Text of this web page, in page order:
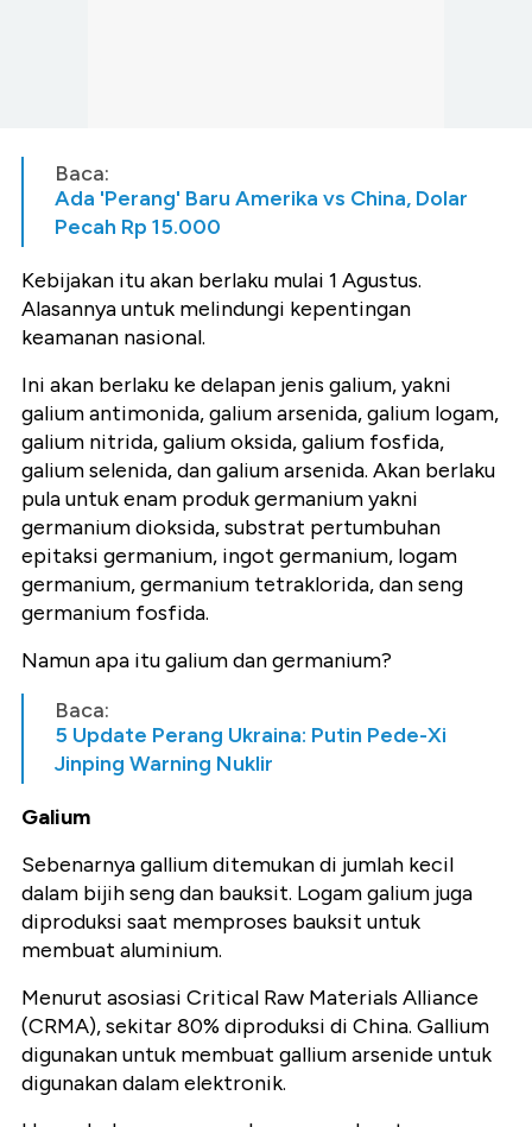
Baca:
Ada 'Perang' Baru Amerika vs China, Dolar
Pecah Rp 15.000
Kebijakan itu akan berlaku mulai 1 Agustus.
Alasannya untuk melindungi kepentingan
keamanan nasional.
Ini akan berlaku ke delapan jenis galium, yakni
galium antimonida, galium arsenida, galium logam,
galium nitrida, galium oksida, galium fosfida,
galium selenida, dan galium arsenida. Akan berlaku
pula untuk enam produk germanium yakni
germanium dioksida, substrat pertumbuhan
epitaksi germanium, ingot germanium, logam
germanium, germanium tetraklorida, dan seng
germanium fosfida.
Namun apa itu galium dan germanium?
Baca:
5 Update Perang Ukraina: Putin Pede-Xi
Jinping Warning Nuklir
Galium
Sebenarnya gallium ditemukan di jumlah kecil
dalam bijih seng dan bauksit. Logam galium juga
diproduksi saat memproses bauksit untuk
membuat aluminium.
Menurut asosiasi Critical Raw Materials Alliance
(CRMA), sekitar 80% diproduksi di China. Gallium
digunakan untuk membuat gallium arsenide untuk
digunakan dalam elektronik.